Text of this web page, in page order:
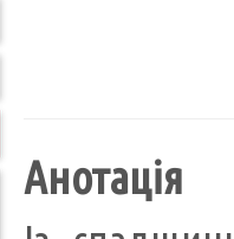
Анотація